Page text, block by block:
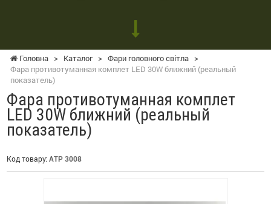
Головна > Каталог > Фари головного світла >
Фара противотуманная комплет LED 30W ближний (реальный
показатель)
Фара противотуманная комплет
LED 30W ближний (реальный
показатель)
Код товару: ATP 3008